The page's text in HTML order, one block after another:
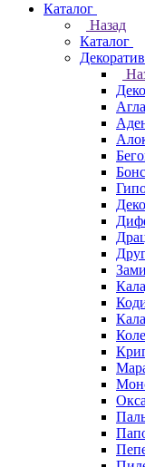
Каталог
Назад
Каталог